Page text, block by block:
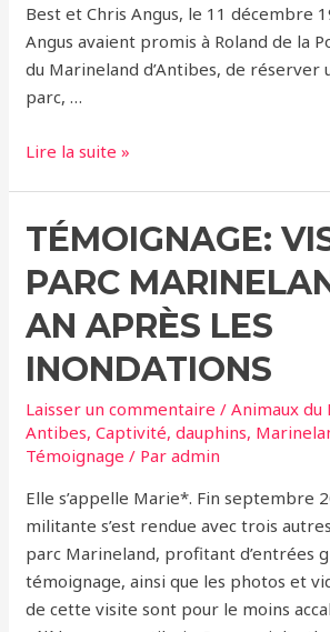
Best et Chris Angus, le 11 décembre
Angus avaient promis à Roland de la
du Marineland d’Antibes, de réserver
parc, …
Calypso
le
tragique
des
premières
orques
du
Marineland
Lire la suite »
TÉMOIGNAGE:
PARC
AN APRÈS LES
INONDATIONS
Laisser un commentaire /Animaux du
Antibes,Captivité,dauphins,
Témoignage / Paradmin
Elle s’appelle Marie*. Fin septembre
militante s’est rendue avec trois
parc Marineland, profitant d’entrées
témoignage, ainsi que les photos et
de cette visite sont pour le moins